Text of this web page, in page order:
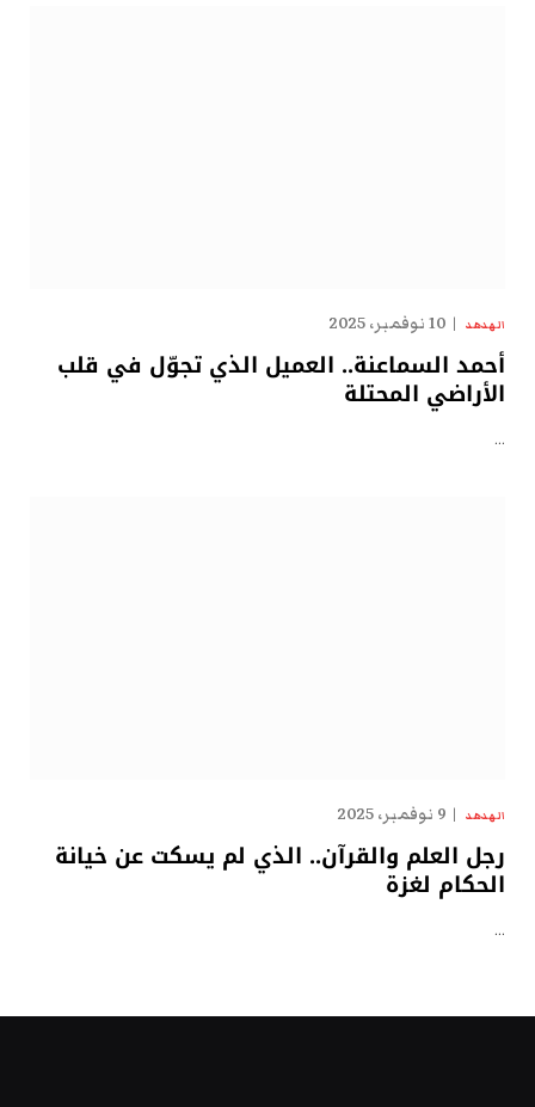
الهدهد 10 نوفمبر، 2025
أحمد السماعنة.. العميل الذي تجوّل في قلب
الأراضي المحتلة
…
الهدهد 9 نوفمبر، 2025
رجل العلم والقرآن.. الذي لم يسكت عن خيانة
الحكام لغزة
…